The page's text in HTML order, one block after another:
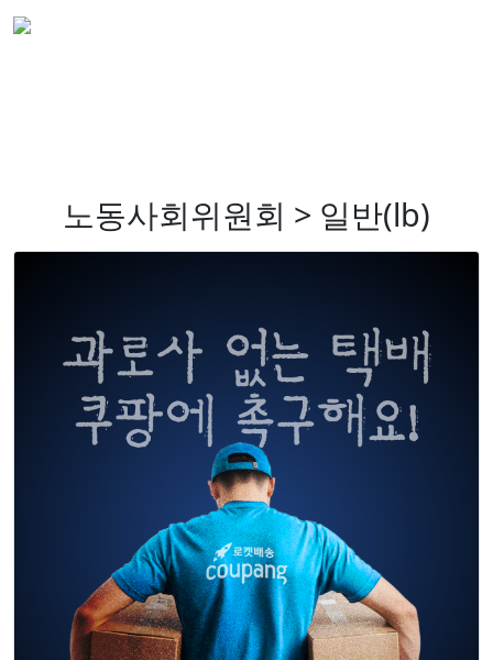
노동사회위원회 > 일반(lb)